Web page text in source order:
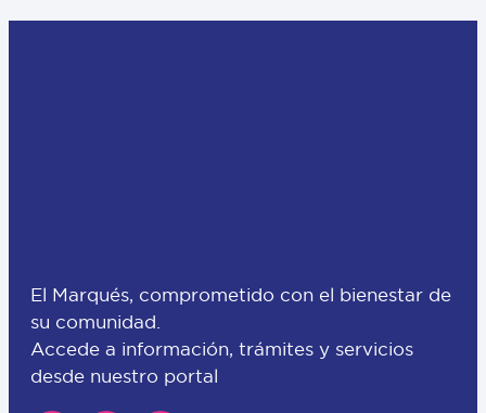
El Marqués, comprometido con el bienestar de
su comunidad.
Accede a información, trámites y servicios
desde nuestro portal